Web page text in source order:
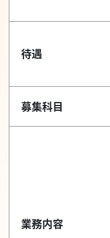
待遇
募集科目
業務内容